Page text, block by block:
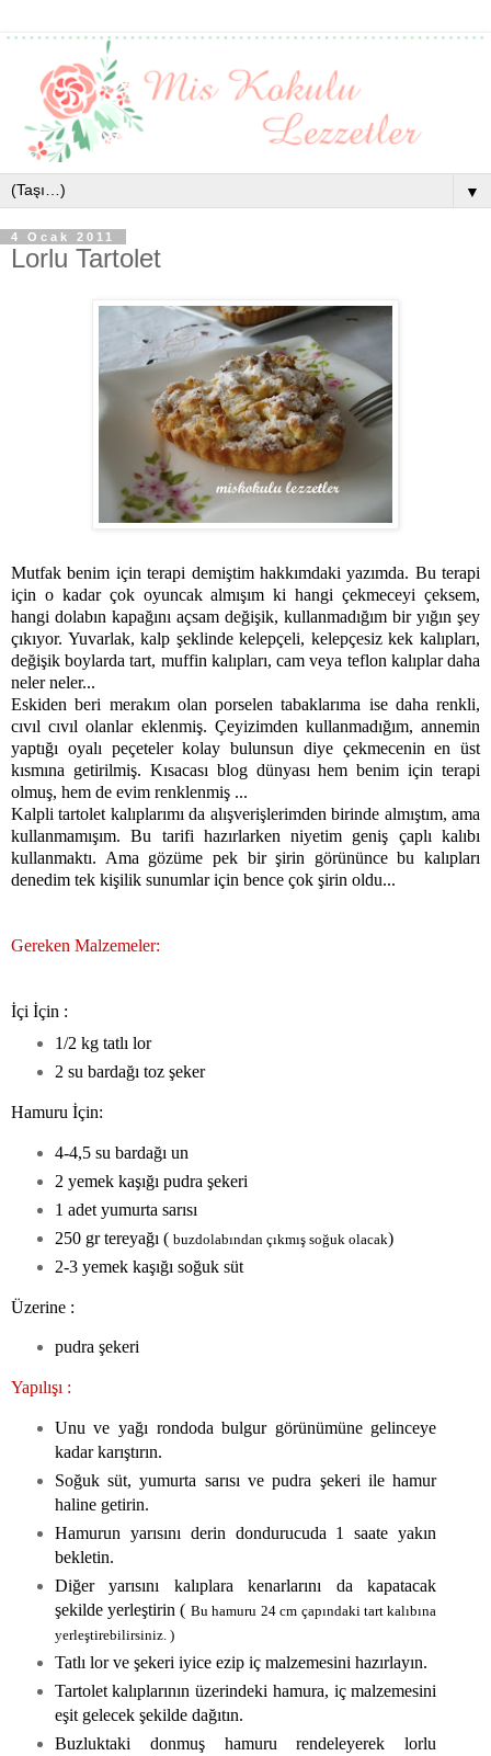
▼
4 Ocak 2011
Lorlu Tartolet
Mutfak benim için terapi demiştim hakkımdaki yazımda. Bu terapi
için o kadar çok oyuncak almışım ki hangi çekmeceyi çeksem,
hangi dolabın kapağını açsam değişik, kullanmadığım bir yığın şey
çıkıyor. Yuvarlak, kalp şeklinde kelepçeli, kelepçesiz kek kalıpları,
değişik boylarda tart, muffin kalıpları, cam veya teflon kalıplar daha
neler neler...
Eskiden beri merakım olan porselen tabaklarıma ise daha renkli,
cıvıl cıvıl olanlar eklenmiş. Çeyizimden kullanmadığım, annemin
yaptığı oyalı peçeteler kolay bulunsun diye çekmecenin en üst
kısmına getirilmiş. Kısacası blog dünyası hem benim için terapi
olmuş, hem de evim renklenmiş ...
Kalpli tartolet kalıplarımı da alışverişlerimden birinde almıştım, ama
kullanmamışım. Bu tarifi hazırlarken niyetim geniş çaplı kalıbı
kullanmaktı. Ama gözüme pek bir şirin görününce bu kalıpları
denedim tek kişilik sunumlar için bence çok şirin oldu...
Gereken Malzemeler:
İçi İçin :
1/2 kg tatlı lor
2 su bardağı toz şeker
Hamuru İçin:
4-4,5 su bardağı un
2 yemek kaşığı pudra şekeri
1 adet yumurta sarısı
250 gr tereyağı ( buzdolabından çıkmış soğuk olacak)
2-3 yemek kaşığı soğuk süt
Üzerine :
pudra şekeri
Yapılışı :
Unu ve yağı rondoda bulgur görünümüne gelinceye
kadar karıştırın.
Soğuk süt, yumurta sarısı ve pudra şekeri ile hamur
haline getirin.
Hamurun yarısını derin dondurucuda 1 saate yakın
bekletin.
Diğer yarısını kalıplara kenarlarını da kapatacak
şekilde yerleştirin ( Bu hamuru 24 cm çapındaki tart kalıbına
yerleştirebilirsiniz. )
Tatlı lor ve şekeri iyice ezip iç malzemesini hazırlayın.
Tartolet kalıplarının üzerindeki hamura, iç malzemesini
eşit gelecek şekilde dağıtın.
Buzluktaki donmuş hamuru rendeleyerek lorlu